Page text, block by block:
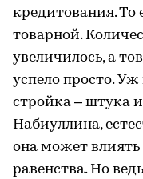
кредитования. То
товарной.
увеличилось, а
успело просто.
стройка – штука
Набиуллина,
она может влиять
равенства. Но